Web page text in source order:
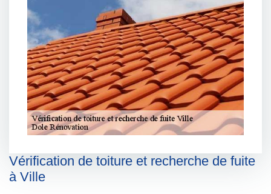
Vérification de toiture et recherche de fuite
à Ville